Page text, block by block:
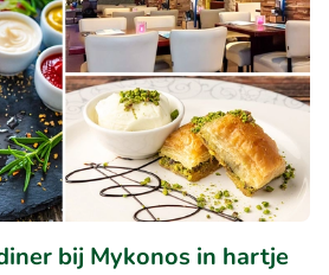
bij Mykonos in hartje